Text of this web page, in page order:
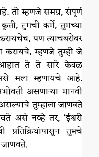
तो म्हणजे समग्र, संपूर्ण
तुमची कर्मे, तुमच्या
पण त्याचबरोबर
करायचे, म्हणजे तुम्ही जे
आहात ते ते सारे केवळ
असे मला म्हणायचे आहे.
असणाऱ्या मानवी
असल्याचे तुम्हाला जाणवते
असे नव्हे तर, ‘ईश्वरी
तुमचे